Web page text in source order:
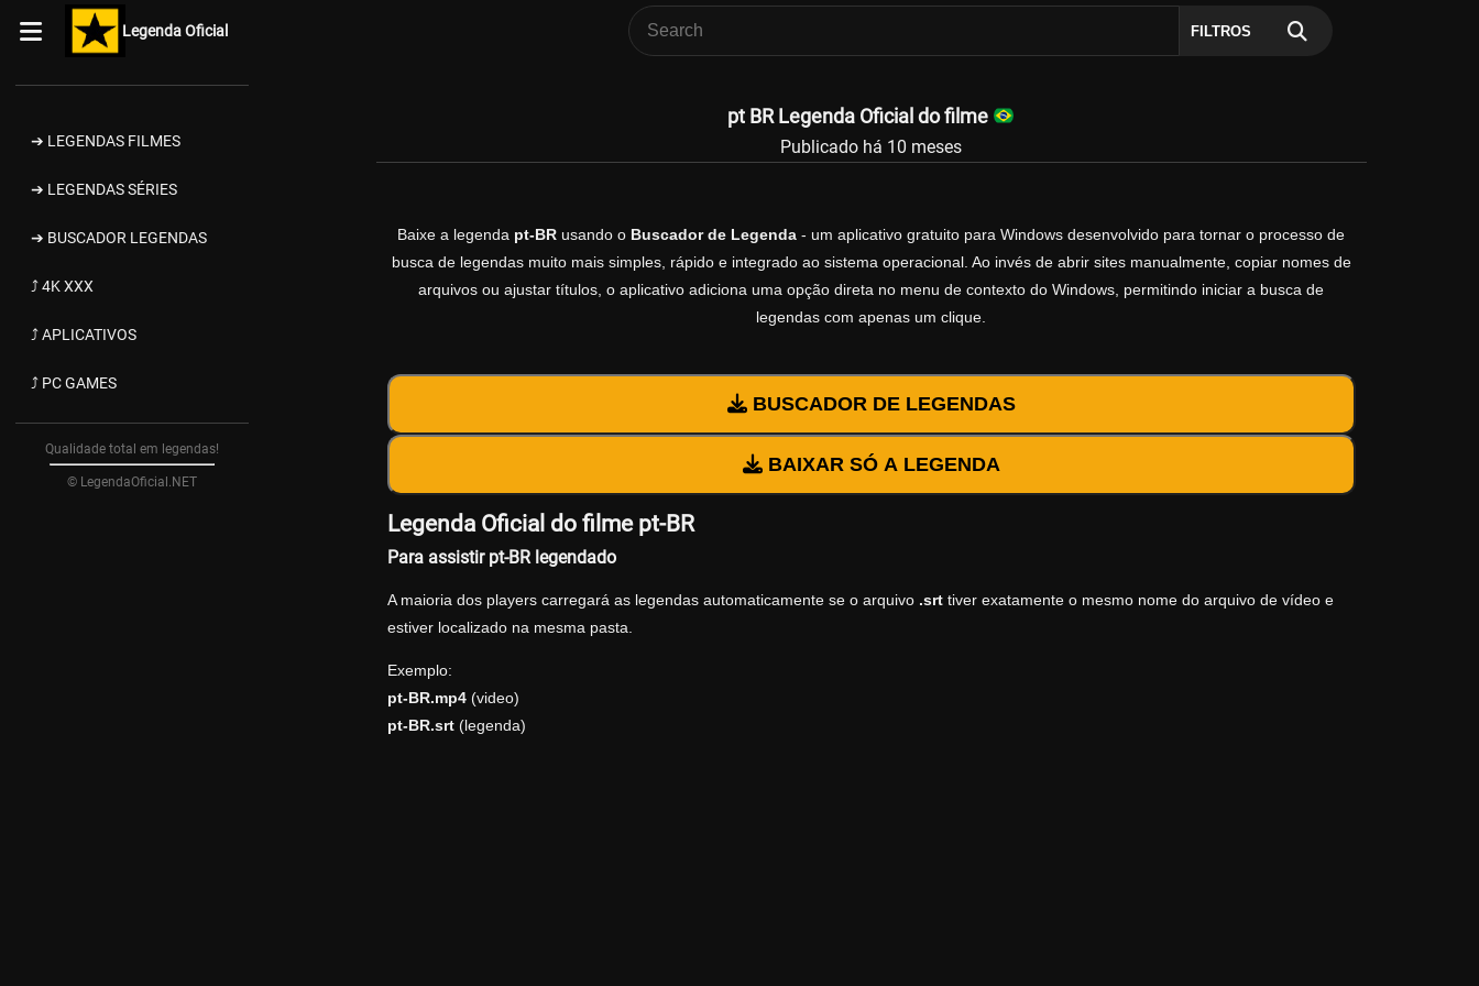
Legenda Oficial FILTROS
➔ LEGENDAS FILMES
➔ LEGENDAS SÉRIES
➔ BUSCADOR LEGENDAS
⤴ 4K XXX
⤴ APLICATIVOS
⤴ PC GAMES
Qualidade total em legendas!
© LegendaOficial.NET
pt BR Legenda Oficial do filme
Publicado há 10 meses
Baixe a legenda pt-BR usando o Buscador de Legenda - um aplicativo gratuito para Windows desenvolvido para tornar o processo de
busca de legendas muito mais simples, rápido e integrado ao sistema operacional. Ao invés de abrir sites manualmente, copiar nomes de
arquivos ou ajustar títulos, o aplicativo adiciona uma opção direta no menu de contexto do Windows, permitindo iniciar a busca de
legendas com apenas um clique.
BUSCADOR DE LEGENDAS
BAIXAR SÓ A LEGENDA
Legenda Oficial do filme pt-BR
Para assistir pt-BR legendado
A maioria dos players carregará as legendas automaticamente se o arquivo .srttiver exatamente o mesmo nome do arquivo de vídeo e
estiver localizado na mesma pasta.
Exemplo:
pt-BR.mp4(video)
pt-BR.srt(legenda)